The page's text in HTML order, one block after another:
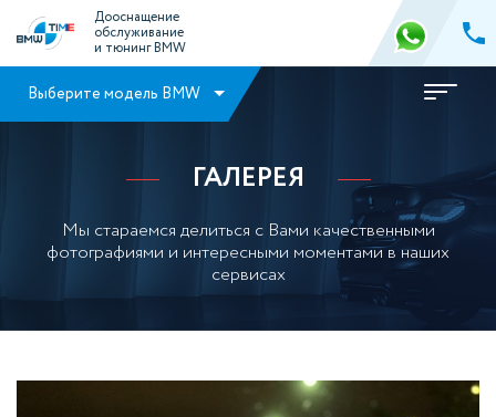
Дооснащение
обслуживание
и тюнинг BMW
Выберите модель BMW
ГАЛЕРЕЯ
Мы стараемся делиться с Вами качественными
фотографиями и интересными моментами в наших
сервисах